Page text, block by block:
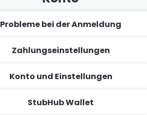
Probleme bei der Anmeldung
Zahlungseinstellungen
Konto und Einstellungen
StubHub Wallet